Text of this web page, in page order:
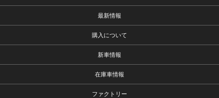
最新情報
購入について
新車情報
在庫車情報
ファクトリー